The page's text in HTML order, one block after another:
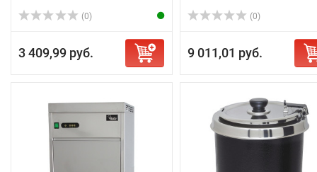
(0)
3 409,99 руб.
(0)
9 011,01 руб.